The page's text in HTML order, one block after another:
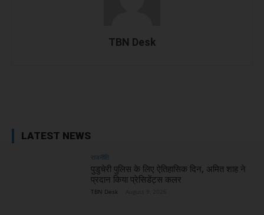
TBN Desk
LATEST NEWS
राजनीति
पुडुचेरी पुलिस के लिए ऐतिहासिक दिन, अमित शाह ने
प्रदान किया प्रेसिडेंट्स कलर
TBN Desk